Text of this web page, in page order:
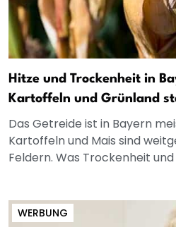
Hitze und Trockenheit in
Kartoffeln und Grünland
Das Getreide ist in Bayern
Kartoffeln und Mais sind
Feldern. Was Trockenheit und
WERBUNG